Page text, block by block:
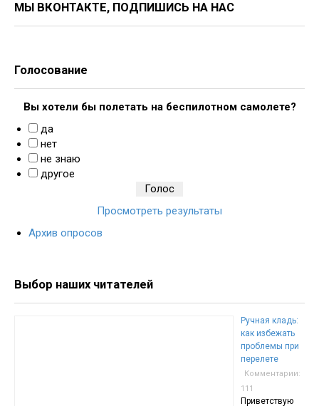
МЫ ВКОНТАКТЕ, ПОДПИШИСЬ НА НАС
Голосование
Вы хотели бы полетать на беспилотном самолете?
да
нет
не знаю
другое
Просмотреть результаты
Архив опросов
Выбор наших читателей
Ручная кладь:
как избежать
проблемы при
перелете
Комментарии:
111
Приветствую